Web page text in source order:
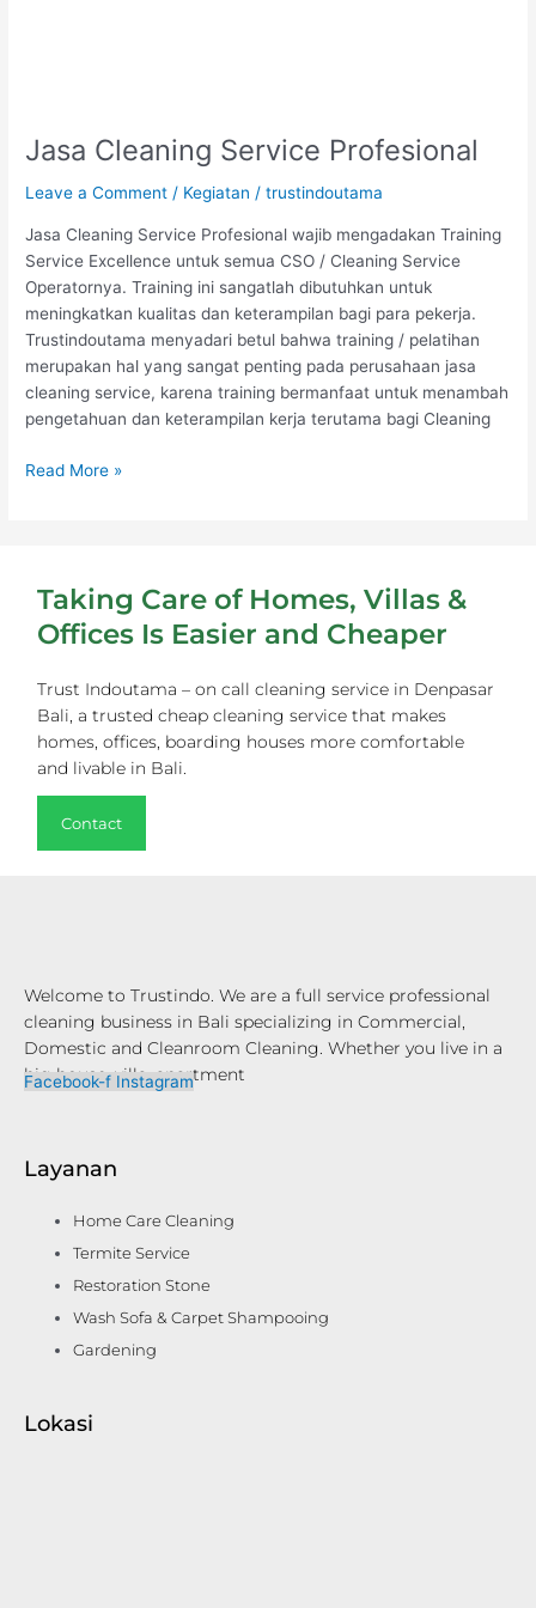
Jasa Cleaning Service Profesional
Leave a Comment / Kegiatan /trustindoutama
Jasa Cleaning Service Profesional wajib mengadakan Training
Service Excellence untuk semua CSO / Cleaning Service
Operatornya. Training ini sangatlah dibutuhkan untuk
meningkatkan kualitas dan keterampilan bagi para pekerja.
Trustindoutama menyadari betul bahwa training / pelatihan
merupakan hal yang sangat penting pada perusahaan jasa
cleaning service, karena training bermanfaat untuk menambah
pengetahuan dan keterampilan kerja terutama bagi Cleaning
Read More »
Taking Care of Homes, Villas &
Offices Is Easier and Cheaper
Trust Indoutama – on call cleaning service in Denpasar
Bali, a trusted cheap cleaning service that makes
homes, offices, boarding houses more comfortable
and livable in Bali.
Contact
Welcome to Trustindo. We are a full service professional
cleaning business in Bali specializing in Commercial,
Domestic and Cleanroom Cleaning. Whether you live in a
big house, villa, apartment
Facebook-f Instagram
Layanan
Home Care Cleaning
Termite Service
Restoration Stone
Wash Sofa & Carpet Shampooing
Gardening
Lokasi